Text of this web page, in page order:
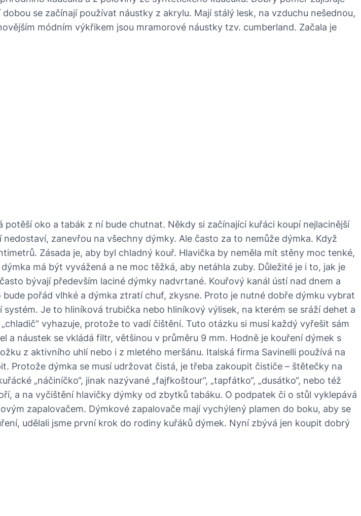
se začínají používat náustky z akrylu. Mají stálý lesk, na vzduchu nešednou,
módním výkřikem jsou mramorové náustky tzv. cumberland. Začala je
oko a tabák z ní bude chutnat. Někdy si začínající kuřáci koupí nejlacinější
zanevřou na všechny dýmky. Ale často za to nemůže dýmka. Když
Zásada je, aby byl chladný kouř. Hlavička by neměla mít stěny moc tenké,
má být vyvážená a ne moc těžká, aby netáhla zuby. Důležité je i to, jak je
bývají především laciné dýmky nadvrtané. Kouřový kanál ústí nad dnem a
pořád vlhké a dýmka ztratí chuf, zkysne. Proto je nutné dobře dýmku vybrat
Je to hliníková trubička nebo hliníkový výlisek, na kterém se sráží dehet a
vyhazuje, protože to vadí čištění. Tuto otázku si musí každý vyřešit sám
náustek se vkládá filtr, většinou v průměru 9 mm. Hodně je kouření dýmek s
z aktivního uhlí nebo i z mletého meršánu. Italská firma Savinelli používá na
Protože dýmka se musí udržovat čistá, je třeba zakoupit čističe – štětečky na
„náčiníčko“, jinak nazývané „fajfkoštour“, „tapfátko“, „dusátko“, nebo též
a na vyčištění hlavičky dýmky od zbytků tabáku. O podpatek či o stůl vyklepává
zapalovačem. Dýmkové zapalovače mají vychýlený plamen do boku, aby se
udělali jsme první krok do rodiny kuřáků dýmek. Nyní zbývá jen koupit dobrý